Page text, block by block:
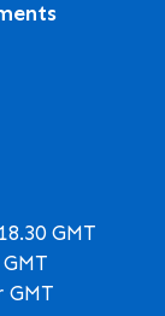
GMT
GMT